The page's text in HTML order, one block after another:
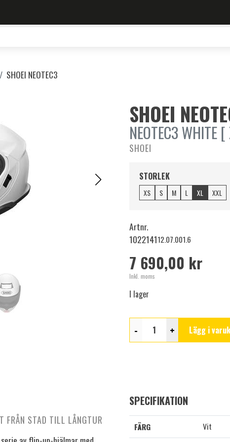
SHOEI NEOTEC3
SHOEI
NEOTEC3 WHITE
SHOEI
STORLEK
XS S M L XL XXL
Artnr.
102214112.07.001.6
7 690,00 kr
Inkl. moms
I lager
- + Lägg i
FRÅN STAD TILL LÅNGTUR
SPECIFIKATION
FÄRG Vit